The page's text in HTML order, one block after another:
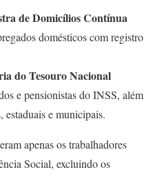
de Domicílios Contínua
domésticos com registro
do Tesouro Nacional
e pensionistas do INSS, além
estaduais e municipais.
apenas os trabalhadores
Social, excluindo os